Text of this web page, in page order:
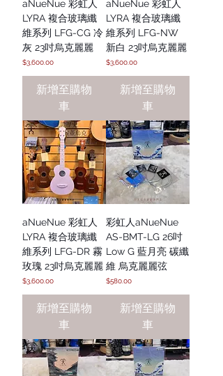
aNueNue 彩虹人
LYRA 複合玻璃纖
維系列 LFG-CG 冷
灰 23吋烏克麗麗
價格
$3,600.00
新增至購物
車
aNueNue 彩虹人
LYRA 複合玻璃纖
維系列 LFG-NW
新白 23吋烏克麗麗
價格
$3,600.00
新增至購物
車
aNueNue 彩虹人
LYRA 複合玻璃纖
維系列 LFG-DR 霧
玫瑰 23吋烏克麗麗
價格
$3,600.00
新增至購物
車
彩虹人aNueNue
AS-BMT-LG 26吋
Low G 藍月亮 碳纖
維 烏克麗麗弦
價格
$580.00
新增至購物
車